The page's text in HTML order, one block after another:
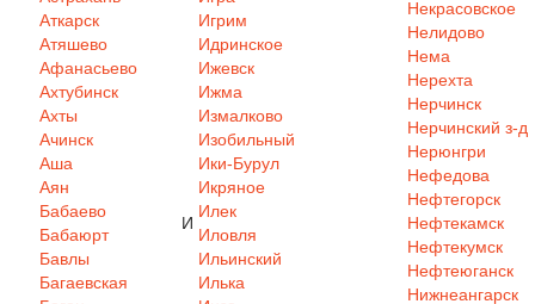
Аткарск
Атяшево
Афанасьево
Ахтубинск
Ахты
Ачинск
Аша
Аян
Бабаево
Бабаюрт
Бавлы
Багаевская
И
Игрим
Идринское
Ижевск
Ижма
Измалково
Изобильный
Ики-Бурул
Икряное
Илек
Иловля
Ильинский
Илька
Некрасовское
Нелидово
Нема
Нерехта
Нерчинск
Нерчинский з-д
Нерюнгри
Нефедова
Нефтегорск
Нефтекамск
Нефтекумск
Нефтеюганск
Нижнеангарск